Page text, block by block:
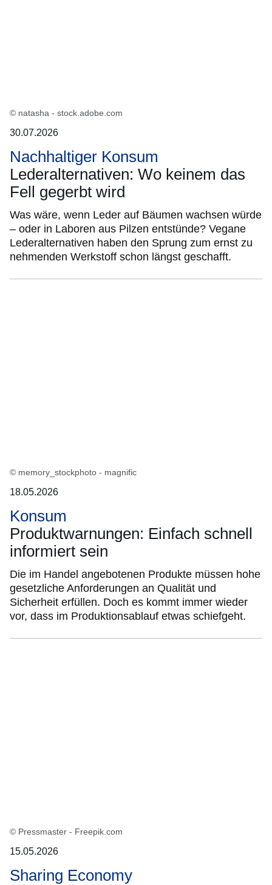
© natasha - stock.adobe.com
30.07.2026
Nachhaltiger Konsum
Lederalternativen: Wo keinem das
Fell gegerbt wird
Was wäre, wenn Leder auf Bäumen wachsen würde
– oder in Laboren aus Pilzen entstünde? Vegane
Lederalternativen haben den Sprung zum ernst zu
nehmenden Werkstoff schon längst geschafft.
© memory_stockphoto - magnific
18.05.2026
Konsum
Produktwarnungen: Einfach schnell
informiert sein
Die im Handel angebotenen Produkte müssen hohe
gesetzliche Anforderungen an Qualität und
Sicherheit erfüllen. Doch es kommt immer wieder
vor, dass im Produktionsablauf etwas schiefgeht.
© Pressmaster - Freepik.com
15.05.2026
Sharing Economy